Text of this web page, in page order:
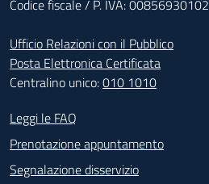
Codice fiscale / P. IVA: 00856930102
Ufficio Relazioni con il Pubblico
Posta Elettronica Certificata
Centralino unico:010 1010
Footer - Contatti
Leggi le FAQ
Prenotazione appuntamento
Segnalazione disservizio